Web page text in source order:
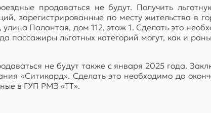
продаваться не будут. Получить
зарегистрированные по месту жительства в
Палантая, дом 112, этаж 1. Сделать это
пассажиры льготных категорий могут, как и
не будут также с января 2025 года.
«Ситикард». Сделать это необходимо до
в ГУП РМЭ «ТТ».